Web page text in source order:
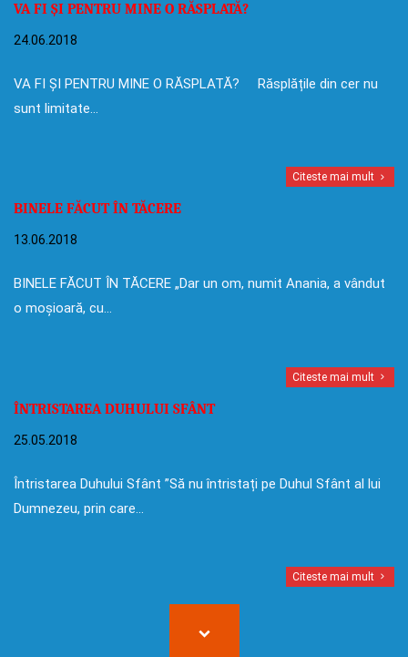
VA FI ȘI PENTRU MINE O RĂSPLATĂ?
24.06.2018
VA FI ȘI PENTRU MINE O RĂSPLATĂ? Răsplățile din cer nu
sunt limitate…
Citeste mai mult
BINELE FĂCUT ÎN TĂCERE
13.06.2018
BINELE FĂCUT ÎN TĂCERE „Dar un om, numit Anania, a vândut
o moșioară, cu…
Citeste mai mult
ÎNTRISTAREA DUHULUI SFÂNT
25.05.2018
Întristarea Duhului Sfânt ”Să nu întristați pe Duhul Sfânt al lui
Dumnezeu, prin care…
Citeste mai mult